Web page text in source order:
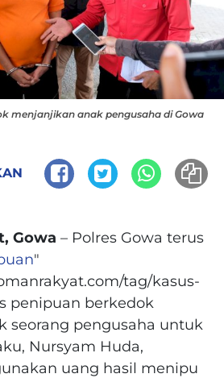
menjanjikan anak pengusaha di Gowa
Gowa – Polres Gowa terus
"
tag/kasus-
penipuan berkedok
seorang pengusaha untuk
Nursyam Huda,
uang hasil menipu